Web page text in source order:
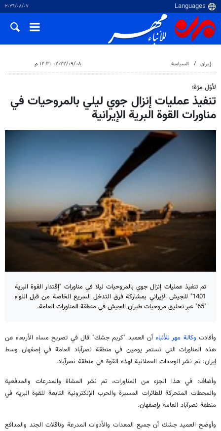
٠٧‏/٠٨‏/٢٠٢٦
إيران السياسة ٠٨‏/٠٩‏/٢٠٢٢، ١٢:٣٠ م
لأوّل مرّة؛
تنفيذ عمليات إنزال جوي ليلي بالمروحيات في
مناورات القوة البرية الإيرانية
تم تنفيذ عمليات إنزال جوي بالمروحيات ليلا في مناورات "إقتدار القوة البرية
1401" للجيش الإيراني بمشاركة فرق التدخل السريع الخاصة من قبل اللواء
"65" عبر تحليق مروحيات طيران الجيش في منطقة المناورات العامة.
وأفادت وكالة مهر للأنباء أن العميد "كريم جشك" قال في تصريح مساء الأربعاء عن
هذه المناورات التي تستمر يومين في منطقة نصرآباد العامة في إصفهان وسط
إيران: تم نشر الوحدات العملانية لهذه القوة في منطقة نصرآباد.
وأضاف: في هذا الجزء من المناورات، تم نشر المشاة والمدرعات والمدفعية
والمحطات المتحركة للطائرات المسيرة والحرب الإلكترونية التابعة للقوة البرية في
منطقة نصرآباد العامة بإصفهان.
وأوضح العميد جشك أن جميع المعدات والأدوات المدرعة وناقلات الجند والمدافع